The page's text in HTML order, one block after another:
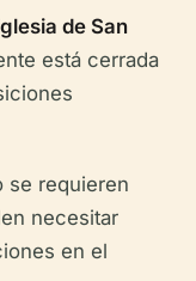
de San
está cerrada
se requieren
necesitar
en el